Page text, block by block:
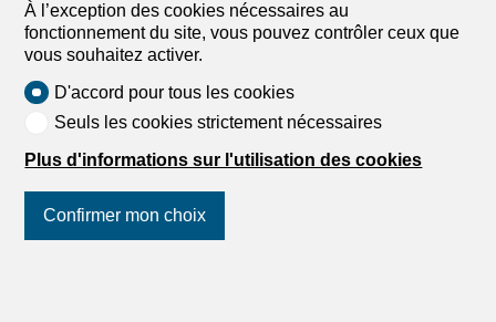
1 4
Chalet de 4.5 pièces en vente à
Mollens VS - Réf EY6B-O2GY-
841
À l’exception des cookies nécessaires au
fonctionnement du site, vous pouvez contrôler ceux que
vous souhaitez activer.
D'accord pour tous les cookies
Seuls les cookies strictement nécessaires
Plus d'informations sur l'utilisation des cookies
Confirmer mon choix